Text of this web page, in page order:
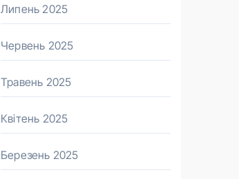
Липень 2025
Червень 2025
Травень 2025
Квітень 2025
Березень 2025